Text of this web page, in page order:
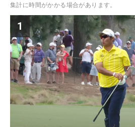
集計に時間がかかる場合があります。
1